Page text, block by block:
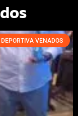
DEPORTIVA VENADOS